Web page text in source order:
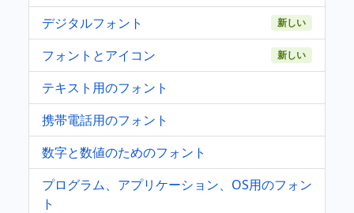
デジタルフォント 新しい
フォントとアイコン 新しい
テキスト用のフォント
携帯電話用のフォント
数字と数値のためのフォント
プログラム、アプリケーション、OS用のフォン
ト